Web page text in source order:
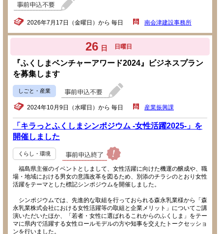
2026年7月17日（金曜日）から 毎日 南会津建設事務所
26 日 日曜日
『ふくしまベンチャーアワード2024』ビジネスプラン
を募集します
しごと・産業
2024年10月9日（水曜日）から 毎日 産業振興課
「キラっとふくしまシンポジウム -女性活躍2025-」を
開催しました
くらし・環境
福島県主催のイベントとしまして、女性活躍に向けた機運の醸成や、職
場・地域における男女の意識改革を図るため、別添のチラシのとおり女性
活躍をテーマとした標記シンポジウムを開催しました。
シンポジウムでは、先進的な取組を行っておられる森永乳業様から「森
永乳業株式会社における女性活躍等の取組と企業メリット」についてご講
演いただいたほか、「若者・女性に選ばれるこれからのふくしま」をテー
マに県内で活躍する女性ロールモデルの方や知事を交えたトークセッショ
ンを行いました。